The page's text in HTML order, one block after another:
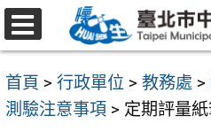
跳
至
要
內
首頁 > 行政單位 > 教務處 >
測驗注意事項 > 定期評量
選
單